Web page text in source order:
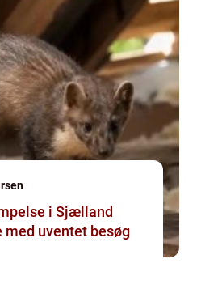
i Sjælland
uventet besøg